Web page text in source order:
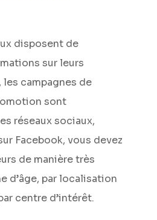
disposent de
sur leurs
campagnes de
sont
réseaux sociaux,
Facebook, vous devez
de manière très
d’âge, par localisation
centre d’intérêt.